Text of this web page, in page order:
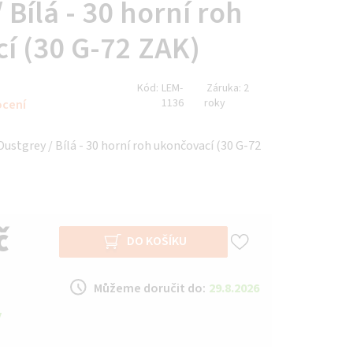
- 30 horní roh
(30 G-72 ZAK)
Kód: LEM-
1136
Záruka: 2
roky
/ Bílá - 30 horní roh ukončovací (30 G-72
DO KOŠÍKU
Můžeme doručit do: 29.8.2026